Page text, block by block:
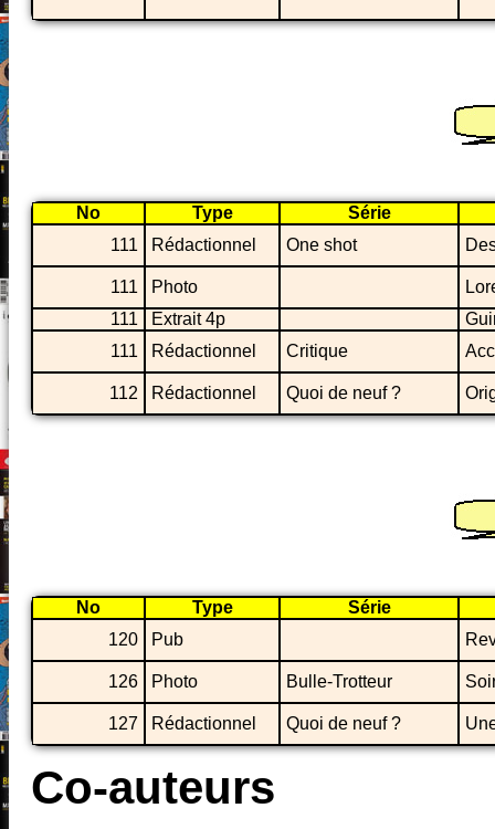
No Type
Série
111
Rédactionnel One shot
111 Photo
111
Extrait 4p
111
Rédactionnel Critique
112 Rédactionnel Quoi de neuf ?
No Type
Série
120
Pub
126 Photo Bulle-Trotteur
127 Rédactionnel Quoi de neuf ?
Co-auteurs